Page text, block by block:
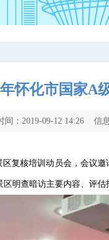
年怀化市国家A
间：2019-09-12 14:26 信
复核培训动员会，会议
明查暗访主要内容、评估